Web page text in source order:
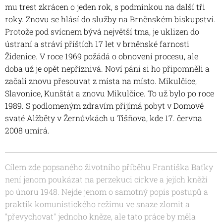
mu trest zkrácen o jeden rok, s podmínkou na další tři
roky. Znovu se hlásí do služby na Brněnském biskupství.
Protože pod svícnem bývá největší tma, je uklizen do
ústraní a stráví příštích 17 let v brněnské farnosti
Židenice. V roce 1969 požádá o obnovení procesu, ale
doba už je opět nepříznivá. Noví páni si ho připomněli a
začali znovu přesouvat z místa na místo. Mikulčice,
Slavonice, Kunštát a znovu Mikulčice. To už bylo po roce
1989. S podlomeným zdravím přijímá pobyt v Domově
svaté Alžběty v Žernůvkách u Tišňova, kde 17. června
2008 umírá.
Cílem zde popsaného životního příběhu Františka Baťky
není jenom poukázat na perzekuci církve a jejích kněží
po únoru 1948. Nejde jenom o samotný popis postupů a
praktik komunistického režimu ve snaze zlomit a
"převychovat" jednoho kněze, ale tato práce by měla